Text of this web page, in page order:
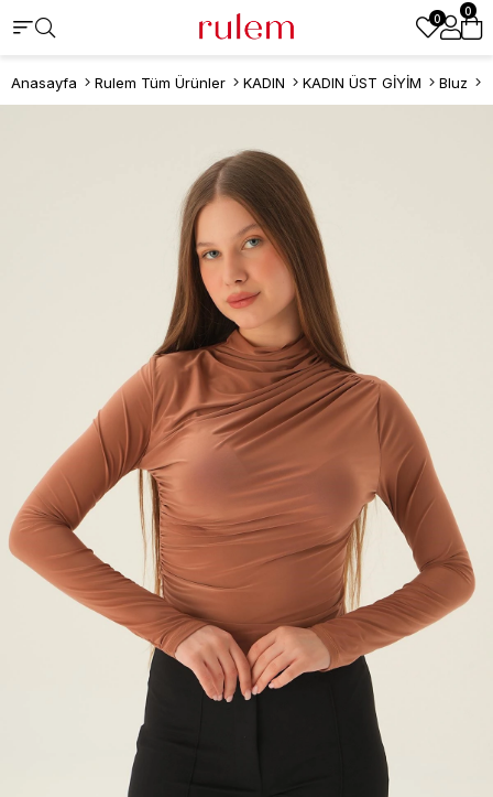
0
0
Anasayfa Rulem Tüm Ürünler KADIN KADIN ÜST GİYİM Bluz